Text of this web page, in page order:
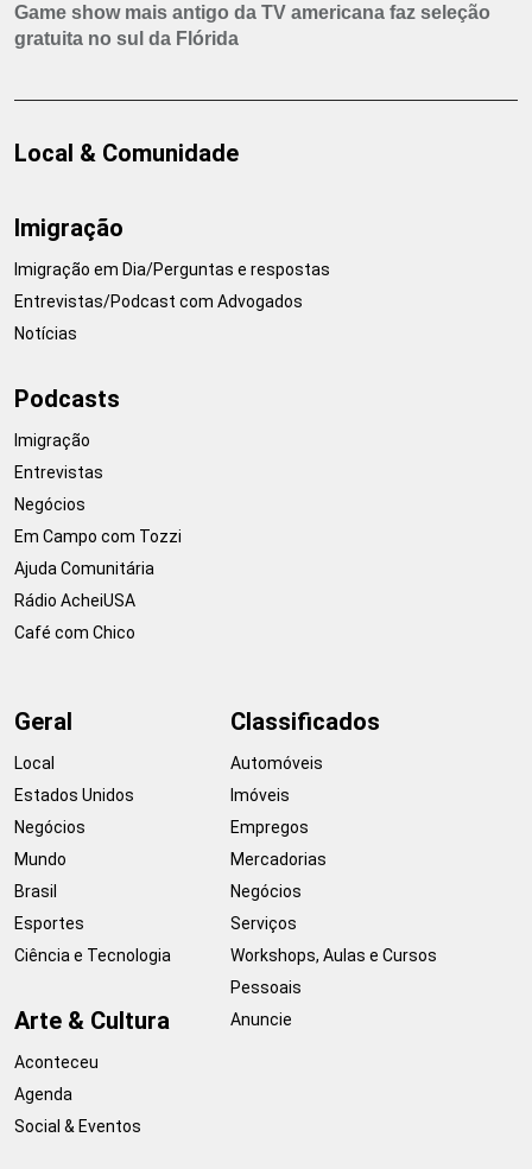
Game show mais antigo da TV americana faz seleção
gratuita no sul da Flórida
Local & Comunidade
Imigração
Imigração em Dia/Perguntas e respostas
Entrevistas/Podcast com Advogados
Notícias
Podcasts
Imigração
Entrevistas
Negócios
Em Campo com Tozzi
Ajuda Comunitária
Rádio AcheiUSA
Café com Chico
Geral
Local
Estados Unidos
Negócios
Mundo
Brasil
Esportes
Ciência e Tecnologia
Arte & Cultura
Aconteceu
Agenda
Social & Eventos
Classificados
Automóveis
Imóveis
Empregos
Mercadorias
Negócios
Serviços
Workshops, Aulas e Cursos
Pessoais
Anuncie